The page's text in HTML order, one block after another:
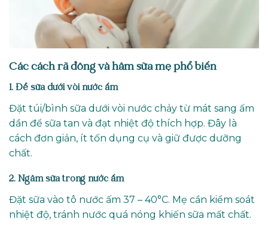
Các cách rã đông và hâm sữa mẹ phổ biến
1. Để sữa dưới vòi nước ấm
Đặt túi/bình sữa dưới vòi nước chảy từ mát sang ấm
dần để sữa tan và đạt nhiệt độ thích hợp. Đây là
cách đơn giản, ít tốn dụng cụ và giữ được dưỡng
chất.
2. Ngâm sữa trong nước ấm
Đặt sữa vào tô nước ấm 37 – 40°C. Mẹ cần kiểm soát
nhiệt độ, tránh nước quá nóng khiến sữa mất chất.